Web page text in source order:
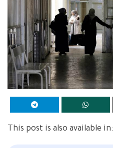
This post is also available in: